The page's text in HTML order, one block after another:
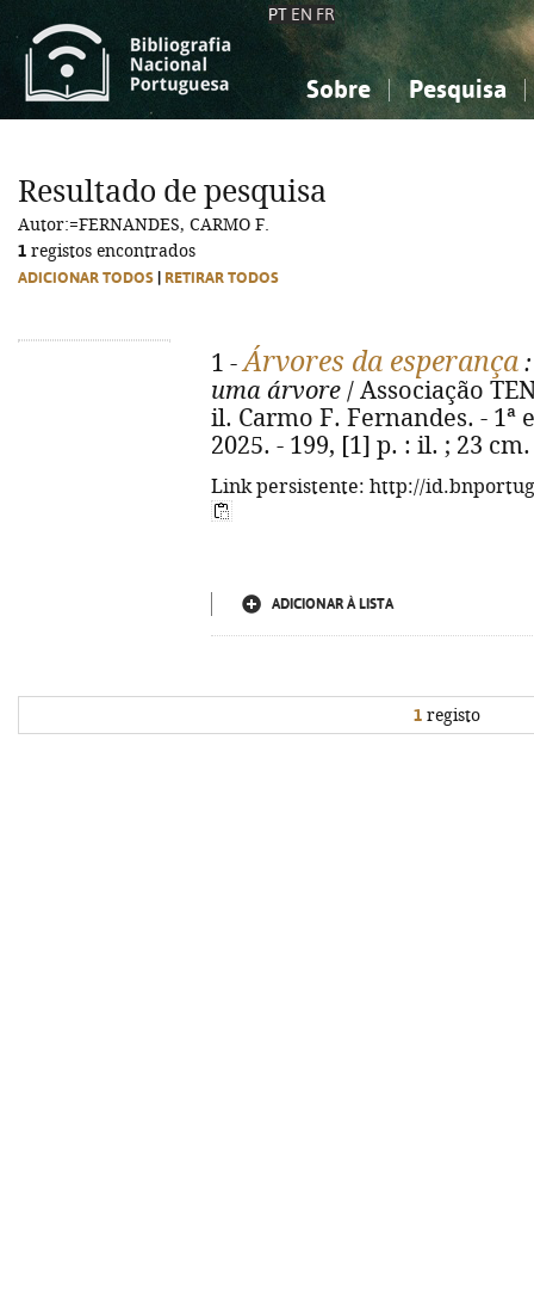
PT EN FR
Sobre Pesquisa
Ciências sociais...
Ciências sociais...
Resultado de pesquisa
Autor:=FERNANDES, CARMO F.
1 registos encontrados
ADICIONAR TODOS RETIRAR TODOS
1 -Árvores da esperança
uma árvore / Associação
il. Carmo F. Fernandes. - 1ª
2025. - 199, [1] p. : il. ; 23
Link persistente: http://
ADICIONAR À LISTA
1 registo